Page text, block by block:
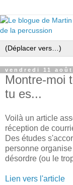
vendredi 11 août
Montre-moi
tu es...
Voilà un article
réception de
Des études
personne
désordre (ou le
Lien vers l'article